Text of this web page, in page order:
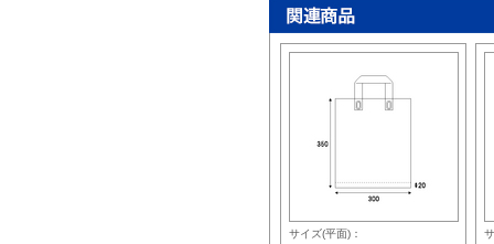
サイズ(平面)：